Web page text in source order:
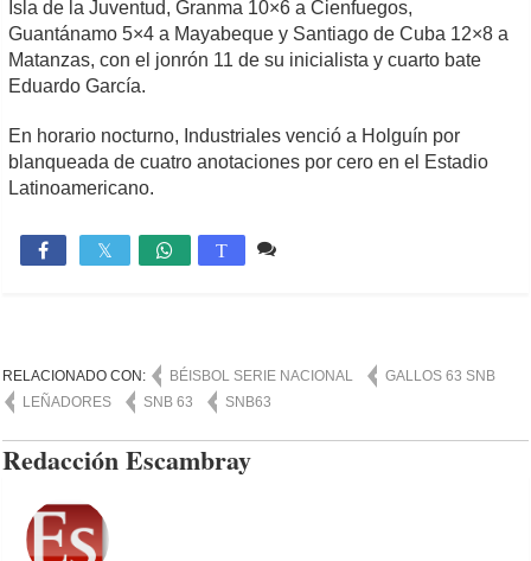
Isla de la Juventud, Granma 10×6 a Cienfuegos,
Guantánamo 5×4 a Mayabeque y Santiago de Cuba 12×8 a
Matanzas, con el jonrón 11 de su inicialista y cuarto bate
Eduardo García.
En horario nocturno, Industriales venció a Holguín por
blanqueada de cuatro anotaciones por cero en el Estadio
Latinoamericano.
 T
RELACIONADO CON: BÉISBOL SERIE NACIONAL
GALLOS 63 SNB
LEÑADORES
SNB 63 SNB63
Redacción Escambray